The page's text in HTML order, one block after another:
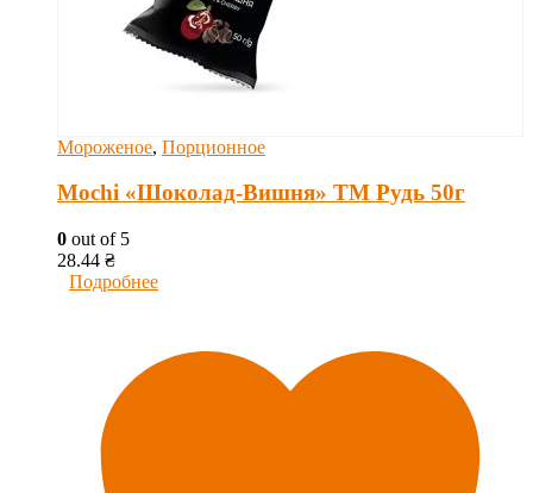
Мороженое, Порционное
Mochi «Шоколад-Вишня» ТМ Рудь 50г
0 out of 5
28.44 ₴
Подробнее